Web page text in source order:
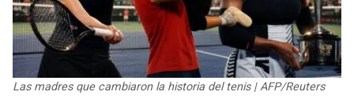
TEXANS
COLTS
JAGUARS
HEAT
MAGIC
WIZARDS
Las madres que cambiaron la historia del tenis | AFP/Reuters